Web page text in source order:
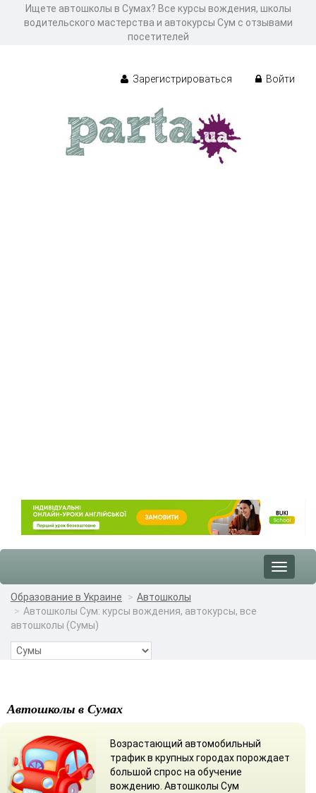
Ищете автошколы в Сумах? Все курсы вождения, школы
водительского мастерства и автокурсы Сум с отзывами
посетителей
Зарегистрироваться Войти
Toggle
Образование в Украине
Автошколы
Автошколы Сум: курсы вождения, автокурсы, все
автошколы (Сумы)
Автошколы в Сумах
Возрастающий автомобильный
трафик в крупных городах порождает
большой спрос на обучение
вождению. Автошколы Сум